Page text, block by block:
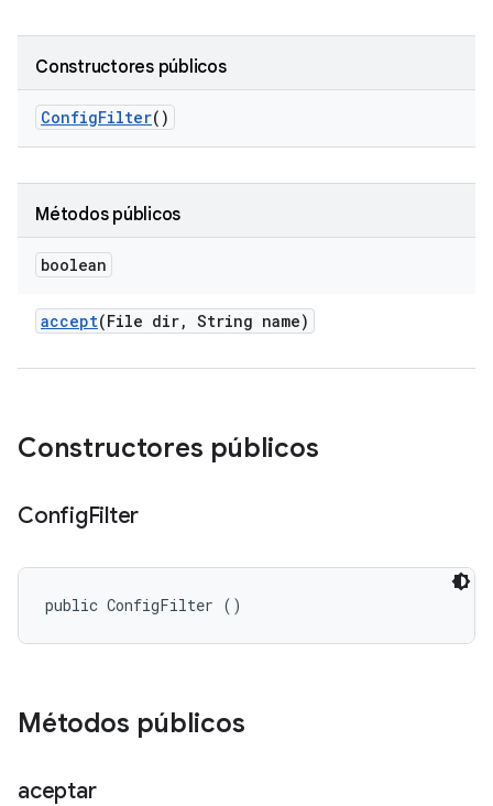
Constructores públicos
ConfigFilter()
Métodos públicos
boolean
accept(File dir, String name)
Constructores públicos
ConfigFilter
public ConfigFilter ()
Métodos públicos
aceptar